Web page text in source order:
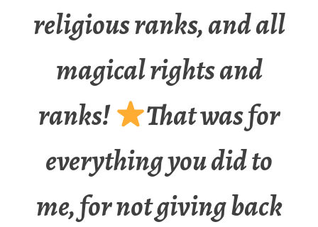
religious ranks, and all
magical rights and
ranks!
That was for
everything you did to
me, for not giving back